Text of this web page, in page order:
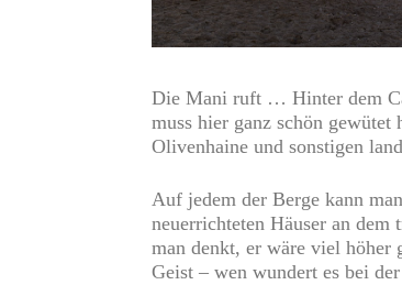
Die Mani ruft … Hinter dem
muss hier ganz schön gewütet
Olivenhaine und sonstigen
Auf jedem der Berge kann
neuerrichteten Häuser an dem
man denkt, er wäre viel höher
Geist – wen wundert es bei